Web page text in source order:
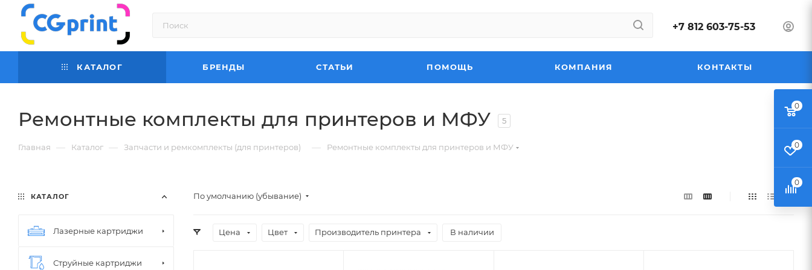
+7 812 603-75-53
КАТАЛОГ БРЕНДЫ СТАТЬИ ПОМОЩЬ КОМПАНИЯ КОНТАКТЫ
Ремонтные комплекты для принтеров и МФУ 5
Главная — Каталог — Запчасти и ремкомплекты (для принтеров) — Ремонтные комплекты для принтеров и МФУ
По умолчанию (убывание)
Цена Цвет Производитель принтера В наличии
КАТАЛОГ
Лазерные картриджи
Струйные картриджи
0
0
0